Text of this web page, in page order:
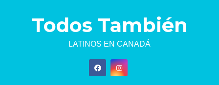
Todos También
LATINOS EN CANADÁ